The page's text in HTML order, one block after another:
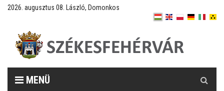
2026. augusztus 08. László, Domonkos
MENÜ